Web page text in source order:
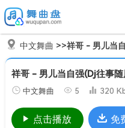
中文舞曲 >>祥哥 - 男儿当自强
中文舞曲 5 320
点击播放 免